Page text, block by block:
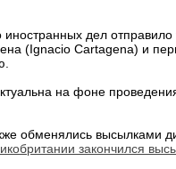
дел
(Ignacio Cartagena) и
на фоне
обменялись высылками
закончился